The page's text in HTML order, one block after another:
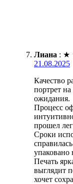
Лиана : ★
21.08.2025
Качество
портрет на
ожидания.
Процесс
прошел
Сроки
упаковано
Печать
выглядит
хочет